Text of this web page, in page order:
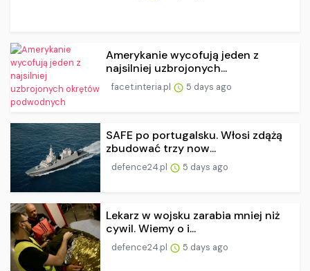
Amerykanie wycofują jeden z
najsilniej uzbrojonych...
facet.interia.pl 5 days ago
SAFE po portugalsku. Włosi zdążą
zbudować trzy now...
defence24.pl 5 days ago
Lekarz w wojsku zarabia mniej niż
cywil. Wiemy o i...
defence24.pl 5 days ago